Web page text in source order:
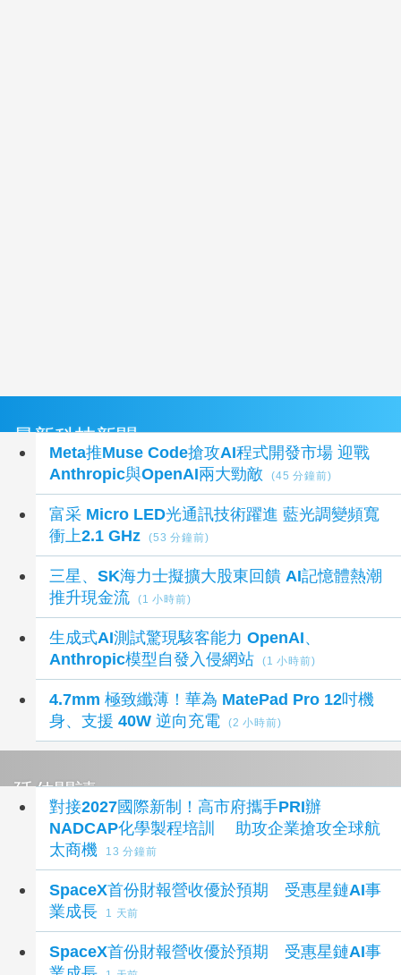
最新科技新聞
Meta推Muse Code搶攻AI程式開發市場 迎戰
Anthropic與OpenAI兩大勁敵
(45 分鐘前)
富采 Micro LED光通訊技術躍進 藍光調變頻寬
衝上2.1 GHz
(53 分鐘前)
三星、SK海力士擬擴大股東回饋 AI記憶體熱潮
推升現金流
(1 小時前)
生成式AI測試驚現駭客能力 OpenAI、
Anthropic模型自發入侵網站
(1 小時前)
4.7mm 極致纖薄！華為 MatePad Pro 12吋機
身、支援 40W 逆向充電
(2 小時前)
延伸閱讀
對接2027國際新制！高市府攜手PRI辦
NADCAP化學製程培訓 助攻企業搶攻全球航
太商機
13 分鐘前
SpaceX首份財報營收優於預期 受惠星鏈AI事
業成長
1 天前
SpaceX首份財報營收優於預期 受惠星鏈AI事